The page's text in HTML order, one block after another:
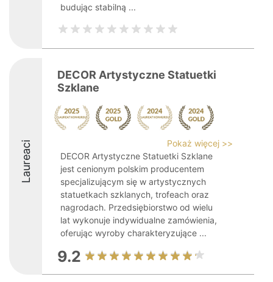
budując stabilną ...
Laureaci
DECOR Artystyczne Statuetki
Szklane
Pokaż więcej >>
DECOR Artystyczne Statuetki Szklane
jest cenionym polskim producentem
specjalizującym się w artystycznych
statuetkach szklanych, trofeach oraz
nagrodach. Przedsiębiorstwo od wielu
lat wykonuje indywidualne zamówienia,
oferując wyroby charakteryzujące ...
9.2